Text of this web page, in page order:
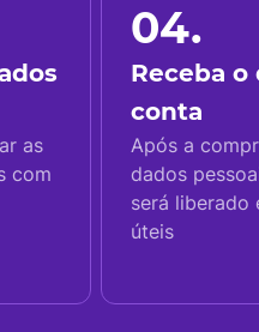
as
com
04.
Receba
conta
Após a
dados
será liberado
úteis